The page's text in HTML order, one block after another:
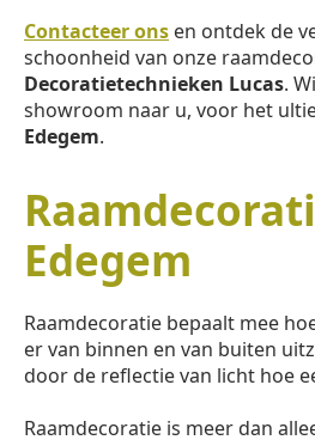
Contacteer ons en ontdek de
schoonheid van onze
Decoratietechnieken Lucas.
showroom naar u, voor het
Edegem.
Edegem
Raamdecoratie bepaalt mee
er van binnen en van buiten
door de reflectie van licht hoe
Raamdecoratie is meer dan